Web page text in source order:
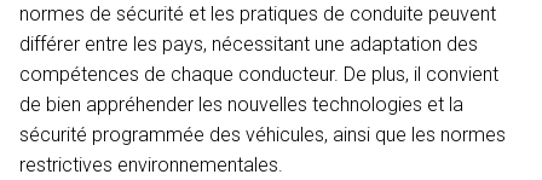
normes de sécurité et les pratiques de conduite peuvent
différer entre les pays, nécessitant une adaptation des
compétences de chaque conducteur. De plus, il convient
de bien appréhender les nouvelles technologies et la
sécurité programmée des véhicules, ainsi que les normes
restrictives environnementales.